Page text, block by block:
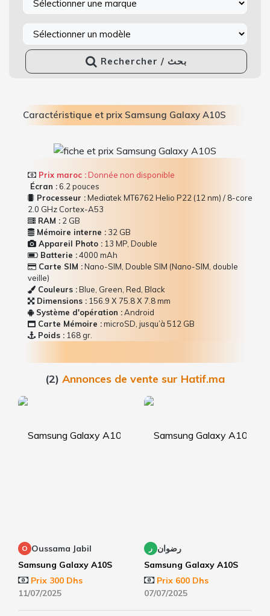
Rechercher / بحث
Caractéristique et prix Samsung Galaxy A10S
Prix maroc :Donnée non disponible
Écran :6.2 pouces
Processeur :Mediatek MT6762 Helio P22 (12 nm) / 8-core
2.0 GHz Cortex-A53
RAM : 2 GB
Mémoire interne : 32 GB
Appareil Photo : 13 MP, Double
Batterie :4000 mAh
Carte SIM :Nano-SIM, Double SIM (Nano-SIM, double
veille)
Couleurs :Blue, Green, Red, Black
Dimensions : 156.9 Х 75.8 Х 7.8 mm
Système d'opération :Android
Carte Mémoire :microSD, jusqu’à 512 GB
Poids : 168 gr.
(2) Annonces de vente sur Hatif.ma
O Oussama Jabil
Samsung Galaxy A10S
Prix 300 Dhs
11/07/2025
ر رضوان
Samsung Galaxy A10S
Prix 600 Dhs
07/07/2025